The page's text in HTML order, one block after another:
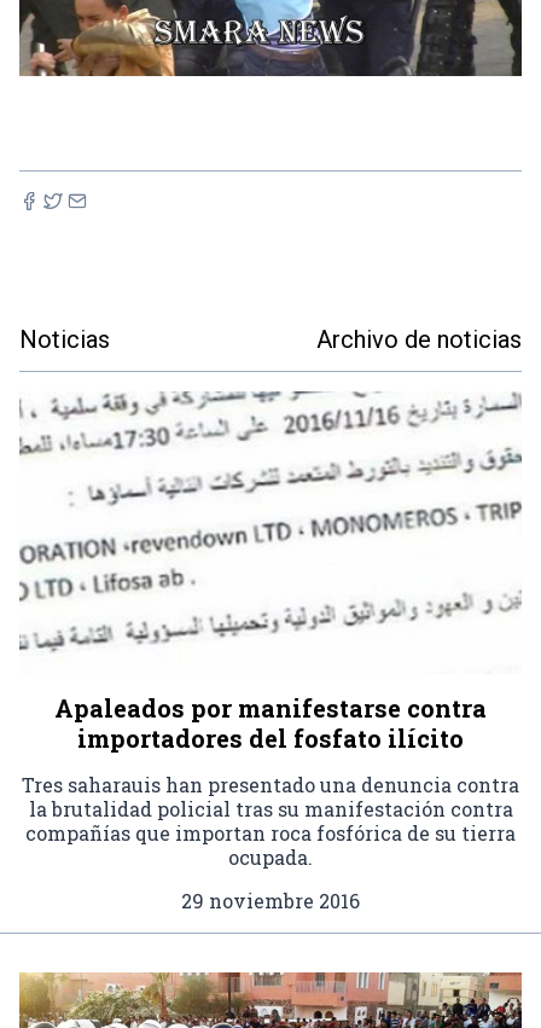
Noticias Archivo de noticias
Apaleados por manifestarse contra
importadores del fosfato ilícito
Tres saharauis han presentado una denuncia contra
la brutalidad policial tras su manifestación contra
compañías que importan roca fosfórica de su tierra
ocupada.
29 noviembre 2016